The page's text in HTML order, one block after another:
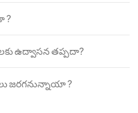
?
ఉద్వాసన తప్పదా?
జరగనున్నాయా ?